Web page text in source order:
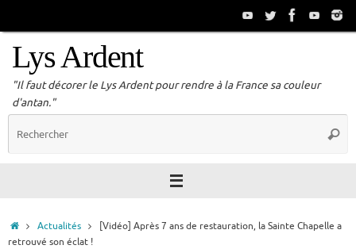
Lys Ardent
"Il faut décorer le Lys Ardent pour rendre à la France sa couleur
d'antan."
Accueil
Actualités
[Vidéo] Après 7 ans de restauration, la Sainte Chapelle a
retrouvé son éclat !